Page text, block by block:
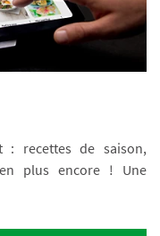
: recettes de saison,
plus encore ! Une